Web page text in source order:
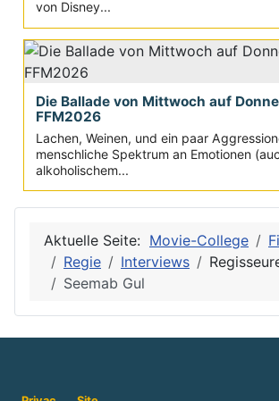
von Disney...
Die Ballade von Mittwoch auf
FFM2026
Lachen, Weinen, und ein paar
menschliche Spektrum an Emotionen
alkoholischem...
Aktuelle Seite: Movie-College
Regie
Interviews
Seemab Gul